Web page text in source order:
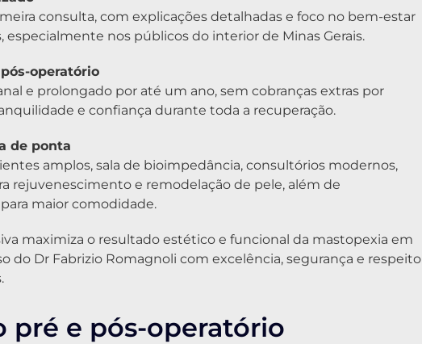
consulta, com explicações detalhadas e foco no bem-estar
especialmente nos públicos do interior de Minas Gerais.
operatório
e prolongado por até um ano, sem cobranças extras por
e confiança durante toda a recuperação.
de ponta
amplos, sala de bioimpedância, consultórios modernos,
rejuvenescimento e remodelação de pele, além de
maior comodidade.
maximiza o resultado estético e funcional da mastopexia em
do Dr Fabrizio Romagnoli com excelência, segurança e respeito
pré e pós-operatório